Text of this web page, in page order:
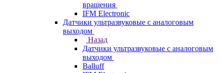
вращения
IFM Electronic
Датчики ультразвуковые с аналоговым
выходом
Назад
Датчики ультразвуковые с аналоговым
выходом
Balluff